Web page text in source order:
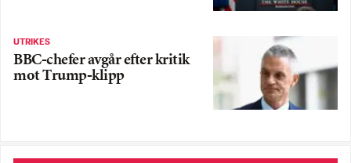
UTRIKES
BBC-chefer avgår efter kritik
mot Trump-klipp